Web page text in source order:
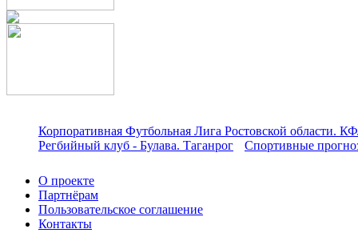
Корпоративная Футбольная Лига Ростовской области.
Регбийный клуб - Булава. Таганрог
Спортивные
О проекте
Партнёрам
Пользовательское соглашение
Контакты